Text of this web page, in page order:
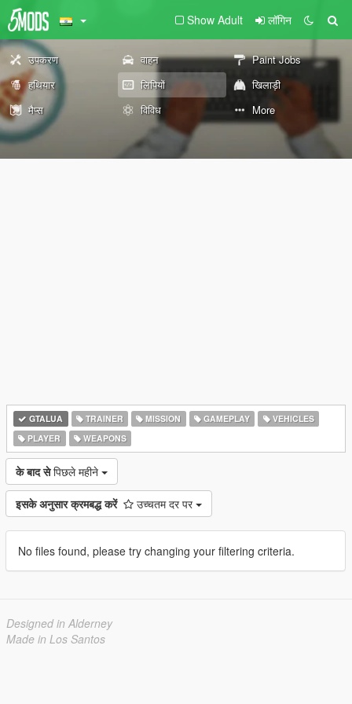
Show Adult लॉगिन
उपकरण वाहन
Paint Jobs
हथियार
लिपियों
खिलाड़ी
मैप्स
विविध More
GTALUA TRAINER MISSION GAMEPLAY
VEHICLES
PLAYER
WEAPONS
के बाद से पिछले महीने
इसके अनुसार क्रमबद्ध करें उच्चतम दर पर
No files found, please try changing your filtering criteria.
Designed in Alderney
Made in Los Santos